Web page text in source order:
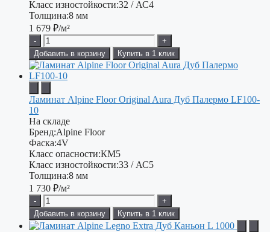
Класс изностойкости:32 / АС4
Толщина:8 мм
1 679 ₽/м²
-
+
Добавить в корзину
Купить в 1 клик
Ламинат Alpine Floor Original Aura Дуб Палермо LF100-
10
На складе
Бренд:Alpine Floor
Фаска:4V
Класс опасности:КМ5
Класс изностойкости:33 / АС5
Толщина:8 мм
1 730 ₽/м²
-
+
Добавить в корзину
Купить в 1 клик